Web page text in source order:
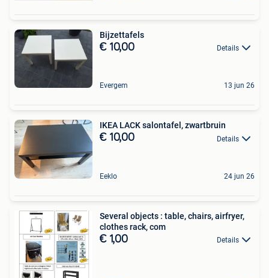
Bijzettafels
€ 10,00 Details
Evergem 13 jun 26
IKEA LACK salontafel, zwartbruin
€ 10,00 Details
Eeklo 24 jun 26
Several objects : table, chairs, airfryer,
clothes rack, com
€ 1,00 Details